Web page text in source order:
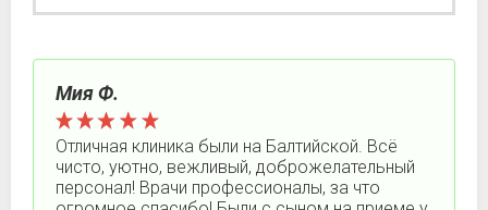
Мия Ф.
Отличная клиника были на Балтийской. Всё
чисто, уютно, вежливый, доброжелательный
персонал! Врачи профессионалы, за что